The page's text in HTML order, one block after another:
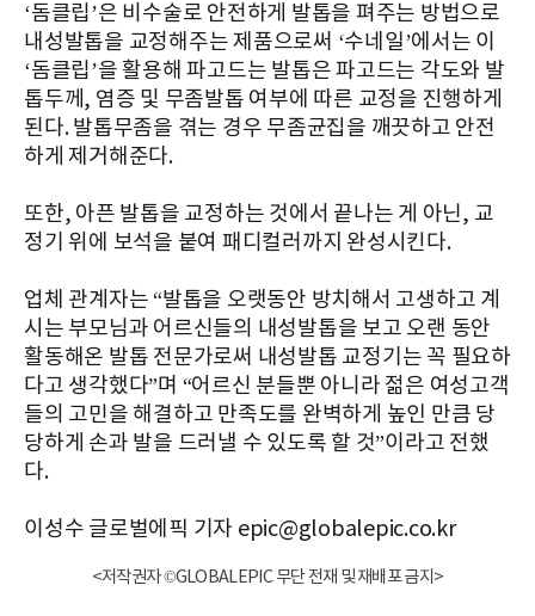
‘돔클립’은 비수술로 안전하게 발톱을 펴주는 방법으로
내성발톱을 교정해주는 제품으로써 ‘수네일’에서는 이
‘돔클립’을 활용해 파고드는 발톱은 파고드는 각도와 발
톱두께, 염증 및 무좀발톱 여부에 따른 교정을 진행하게
된다. 발톱무좀을 겪는 경우 무좀균집을 깨끗하고 안전
하게 제거해준다.
또한, 아픈 발톱을 교정하는 것에서 끝나는 게 아닌, 교
정기 위에 보석을 붙여 패디컬러까지 완성시킨다.
업체 관계자는 “발톱을 오랫동안 방치해서 고생하고 계
시는 부모님과 어르신들의 내성발톱을 보고 오랜 동안
활동해온 발톱 전문가로써 내성발톱 교정기는 꼭 필요하
다고 생각했다”며 “어르신 분들뿐 아니라 젊은 여성고객
들의 고민을 해결하고 만족도를 완벽하게 높인 만큼 당
당하게 손과 발을 드러낼 수 있도록 할 것”이라고 전했
다.
이성수 글로벌에픽 기자 epic@globalepic.co.kr
<저작권자 ©GLOBALEPIC 무단 전재 및 재배포 금지>